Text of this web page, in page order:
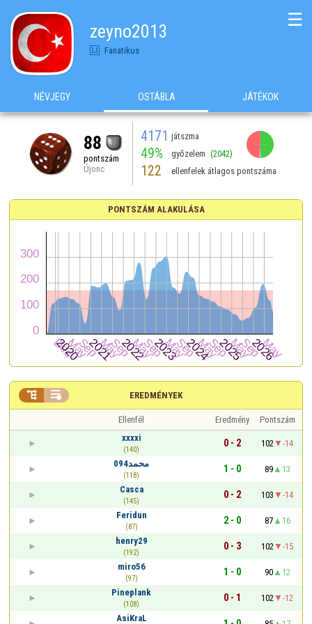
zeyno2013
Fanatikus
☰
NÉVJEGY OSTÁBLA JÁTÉKOK
88
pontszám
Újonc
4171 játszma
49% győzelem (2042)
122 ellenfelek átlagos pontszáma
PONTSZÁM ALAKULÁSA
EREDMÉNYEK
 
Ellenfél Eredmény
Pontszám
xxxxi
(140)
0 - 2 102
-14
محمد094
(118)
1 - 0 89
13
Casca
(145)
0 - 2 103
-14
Feridun
(87)
2 - 0 87
16
henry29
(192)
0 - 3 102
-15
miro56
(97)
1 - 0 90
12
Pineplank
(108)
0 - 1 102
-12
AsiKraL